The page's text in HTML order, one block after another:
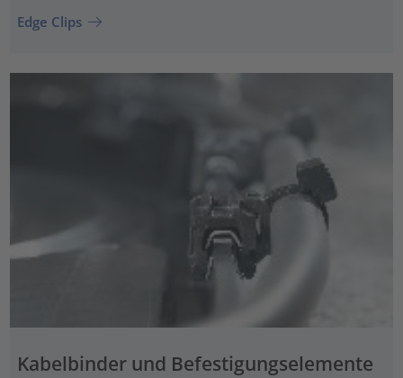
Edge Clips
Kabelbinder und Befestigungselemente